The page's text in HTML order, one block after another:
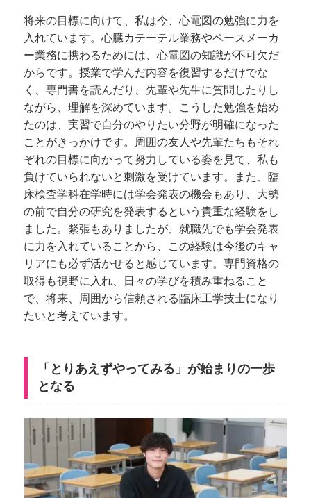
将来の目標に向けて、私は今、心電図の勉強に力を
入れています。心臓カテーテル業務やペースメーカ
ー業務に携わるためには、心電図の知識が不可欠だ
からです。授業で学んだ内容を復習するだけでな
く、専門書を読んだり、先輩や先生に質問したりし
ながら、理解を深めています。こうした勉強を始め
たのは、実習で自分のやりたい分野が明確になった
ことがきっかけです。周囲の友人や先輩たちもそれ
ぞれの目標に向かって努力している姿を見て、私も
負けていられないと刺激を受けています。また、臨
床検査学科在学時には学会発表の機会もあり、大勢
の前で自分の研究を発表するという貴重な経験をし
ました。緊張もありましたが、就職先でも学会発表
に力を入れていることから、この経験は今後のキャ
リアにも必ず活かせると感じています。専門資格の
取得も視野に入れ、日々の学びを積み重ねること
で、将来、周囲から信頼される臨床工学技士になり
たいと考えています。
「とりあえずやってみる」が始まりの一歩
となる